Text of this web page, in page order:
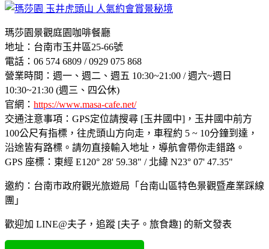
瑪莎園景觀庭園咖啡餐廳
地址：台南市玉井區25-66號
電話：06 574 6809 / 0929 075 868
營業時間：週一、週二、週五 10:30~21:00 / 週六~週日
10:30~21:30 (週三、四公休)
官網： https://www.masa-cafe.net/
交通注意事項：GPS定位請搜尋 [玉井國中]，玉井國中前方
100公尺有指標，往虎頭山方向走，車程約 5 ~ 10分鐘到達，
沿途皆有路標。請勿直接輸入地址，導航會帶你走錯路。
GPS 座標：東經 E120° 28' 59.38" / 北緯 N23° 07' 47.35"
邀約：台南市政府觀光旅遊局「台南山區特色景觀暨產業踩線
團」
歡迎加 LINE@夫子，追蹤 [夫子。旅食趣] 的新文發表